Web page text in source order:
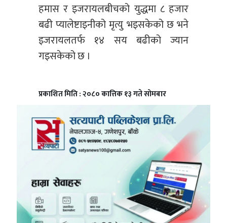
हमास र इजरायलबीचको युद्धमा ८ हजार
बढी प्यालेष्टाइनीको मृत्यु भइसकेको छ भने
इजरायलतर्फ १४ सय बढीको ज्यान
गइसकेको छ ।
प्रकाशित मिति : २०८० कात्तिक १३ गते सोमबार